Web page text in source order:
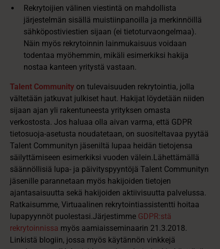
Rekrytoijien välinen viestintä on mahdollista
järjestelmän sisällä muistiinpanoilla ja merkinnöillä
sähköpostiviestien sijaan (ei tietoturvaongelmaa).
Näin myös rekrytoinnin lainmukaisuus voidaan
todentaa myöhemmin, mikäli esimerkiksi hakija
nostaa kanteen yritystä vastaan.
Talent Community on tulevaisuuden rekrytointia, jolla
vältetään jatkuvat julkiset haut. Hakijat löydetään niiden
sijaan ajan yli rakentuneesta yrityksen omasta
verkostosta. Jos haluaa olla aivan varma, että GDPR
tietosuoja-asetusta noudatetaan, on suositeltavaa pyytää
Talent Communityn jäseniltä lupaa heidän tietojensa
säilyttämiseen esimerkiksi vuoden välein.Lähettämällä
säännöllisiä lupa- ja päivityspyyntöjä Talent Communityn
jäsenille parannetaan myös hakijoiden tietojen
ajantasaisuutta sekä hakijoiden aktiivisuutta palvelussa.
Ratkaisumme, Virtuaalinen rekrytointiassistentti hoitaa
lupapyynnöt puolestasi.Järjestimme GDPR:stä
rekrytoinnissa myös aamiaisseminaarin 21.3.2018.
Linkistä blogiin, jossa myös käytännön vinkkejä